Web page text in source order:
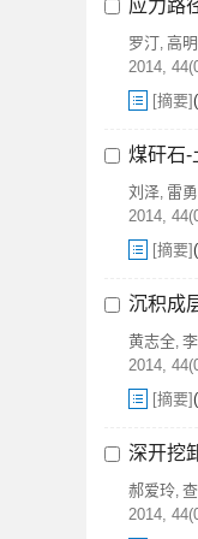
应力路
罗汀, 高明
2014,
[摘要](
煤矸石-
刘泽, 雷勇
2014,
[摘要](
沉积成
黄志全,
2014,
[摘要](
深开挖
郝爱玲,
2014,